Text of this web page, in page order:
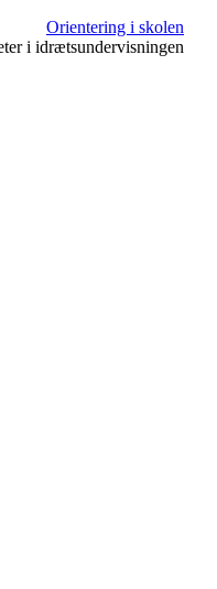
Orientering i skolen
i idrætsundervisningen